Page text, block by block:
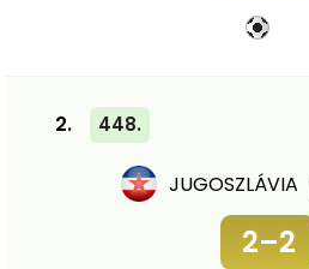
2. 448.
JUGOSZLÁVIA
2–2